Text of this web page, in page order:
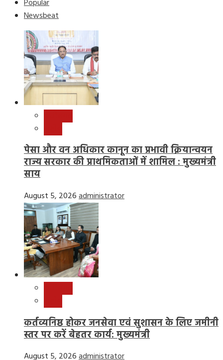
Popular
Newsbeat
पेसा और वन अधिकार कानून का प्रभावी क्रियान्वयन
राज्य सरकार की प्राथमिकताओं में शामिल : मुख्यमंत्री
साय
August 5, 2026administrator
कर्तव्यनिष्ठ होकर जनसेवा एवं सुशासन के लिए जमीनी
स्तर पर करें बेहतर कार्य: मुख्यमंत्री
August 5, 2026administrator